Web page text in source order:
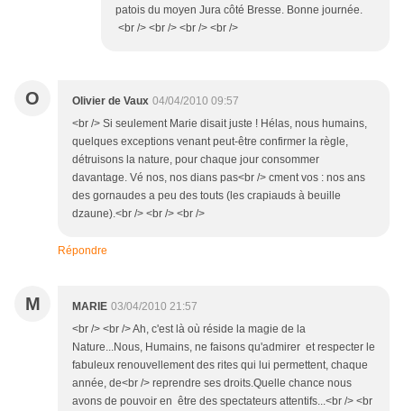
patois du moyen Jura côté Bresse. Bonne journée.
<br /> <br /> <br /> <br />
O Olivier de Vaux 04/04/2010 09:57
<br /> Si seulement Marie disait juste ! Hélas, nous humains,
quelques exceptions venant peut-être confirmer la règle,
détruisons la nature, pour chaque jour consommer
davantage. Vé nos, nos dians pas<br /> cment vos : nos ans
des gornaudes a peu des touts (les crapiauds à beuille
dzaune).<br /> <br /> <br />
Répondre
M MARIE 03/04/2010 21:57
<br /> <br /> Ah, c'est là où réside la magie de la
Nature...Nous, Humains, ne faisons qu'admirer et respecter le
fabuleux renouvellement des rites qui lui permettent, chaque
année, de<br /> reprendre ses droits.Quelle chance nous
avons de pouvoir en être des spectateurs attentifs...<br /> <br